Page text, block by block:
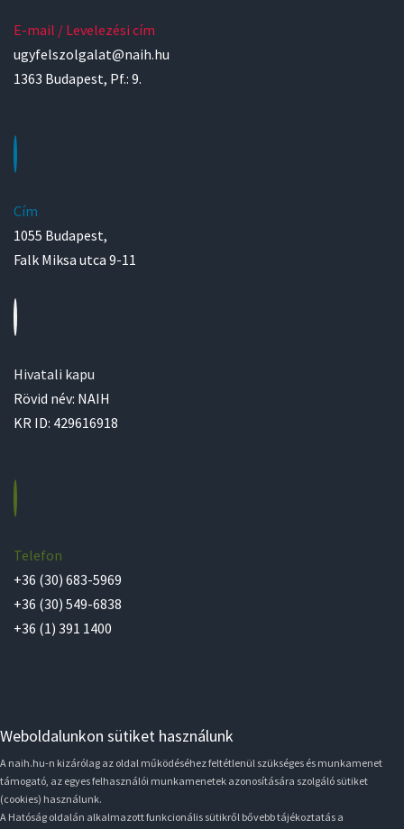
E-mail / Levelezési cím
ugyfelszolgalat@naih.hu
1363 Budapest, Pf.: 9.
Cím
1055 Budapest,
Falk Miksa utca 9-11
Hivatali kapu
Rövid név: NAIH
KR ID: 429616918
Telefon
+36 (30) 683-5969
+36 (30) 549-6838
+36 (1) 391 1400
Weboldalunkon sütiket használunk
A naih.hu-n kizárólag az oldal működéséhez feltétlenül szükséges és munkamenet
támogató, az egyes felhasználói munkamenetek azonosítására szolgáló sütiket
(cookies) használunk.
A Hatóság oldalán alkalmazott funkcionális sütikről bővebb tájékoztatás a